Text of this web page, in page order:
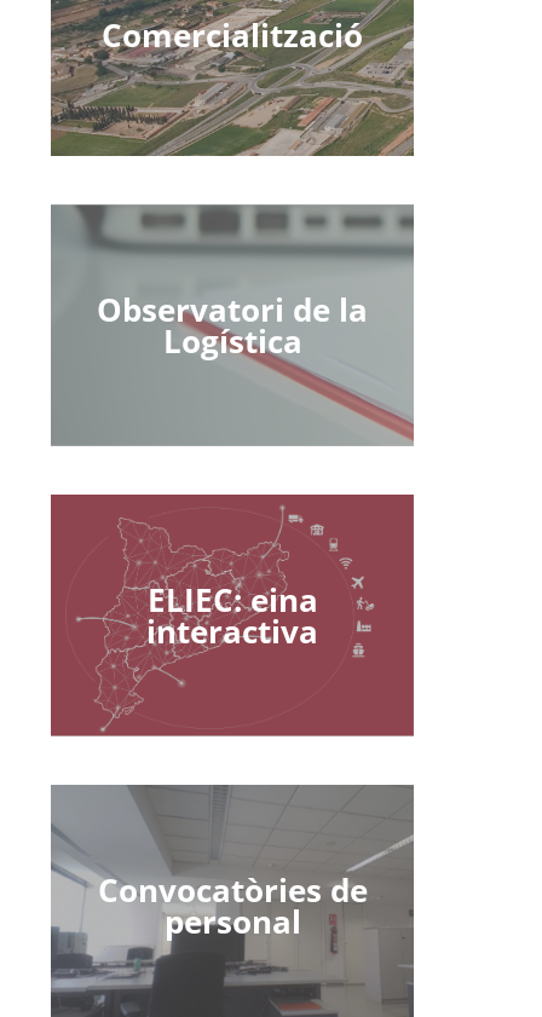
Comercialització
Observatori de la
Logística
ELIEC: eina
interactiva
Convocatòries de
personal